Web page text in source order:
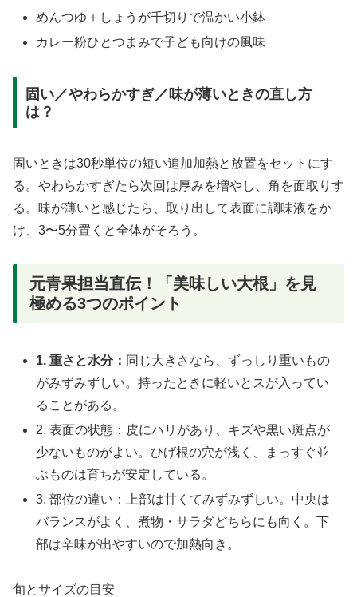
めんつゆ＋しょうが千切りで温かい小鉢
カレー粉ひとつまみで子ども向けの風味
固い／やわらかすぎ／味が薄いときの直し方
は？
固いときは30秒単位の短い追加加熱と放置をセットにす
る。やわらかすぎたら次回は厚みを増やし、角を面取りす
る。味が薄いと感じたら、取り出して表面に調味液をか
け、3〜5分置くと全体がそろう。
元青果担当直伝！「美味しい大根」を見
極める3つのポイント
1. 重さと水分： 同じ大きさなら、ずっしり重いもの
がみずみずしい。持ったときに軽いとスが入ってい
ることがある。
2. 表面の状態：皮にハリがあり、キズや黒い斑点が
少ないものがよい。ひげ根の穴が浅く、まっすぐ並
ぶものは育ちが安定している。
3. 部位の違い：上部は甘くてみずみずしい。中央は
バランスがよく、煮物・サラダどちらにも向く。下
部は辛味が出やすいので加熱向き。
旬とサイズの目安